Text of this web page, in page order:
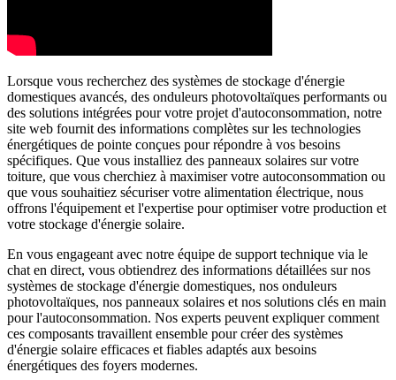
Lorsque vous recherchez des systèmes de stockage d'énergie
domestiques avancés, des onduleurs photovoltaïques performants ou
des solutions intégrées pour votre projet d'autoconsommation, notre
site web fournit des informations complètes sur les technologies
énergétiques de pointe conçues pour répondre à vos besoins
spécifiques. Que vous installiez des panneaux solaires sur votre
toiture, que vous cherchiez à maximiser votre autoconsommation ou
que vous souhaitiez sécuriser votre alimentation électrique, nous
offrons l'équipement et l'expertise pour optimiser votre production et
votre stockage d'énergie solaire.
En vous engageant avec notre équipe de support technique via le
chat en direct, vous obtiendrez des informations détaillées sur nos
systèmes de stockage d'énergie domestiques, nos onduleurs
photovoltaïques, nos panneaux solaires et nos solutions clés en main
pour l'autoconsommation. Nos experts peuvent expliquer comment
ces composants travaillent ensemble pour créer des systèmes
d'énergie solaire efficaces et fiables adaptés aux besoins
énergétiques des foyers modernes.